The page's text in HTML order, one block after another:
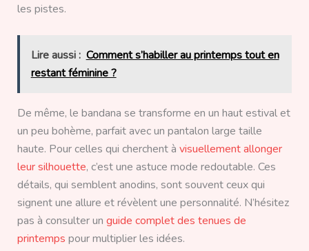
les pistes.
Lire aussi : Comment s’habiller au printemps tout en
restant féminine ?
De même, le bandana se transforme en un haut estival et
un peu bohème, parfait avec un pantalon large taille
haute. Pour celles qui cherchent à visuellement allonger
leur silhouette, c’est une astuce mode redoutable. Ces
détails, qui semblent anodins, sont souvent ceux qui
signent une allure et révèlent une personnalité. N’hésitez
pas à consulter un guide complet des tenues de
printemps pour multiplier les idées.